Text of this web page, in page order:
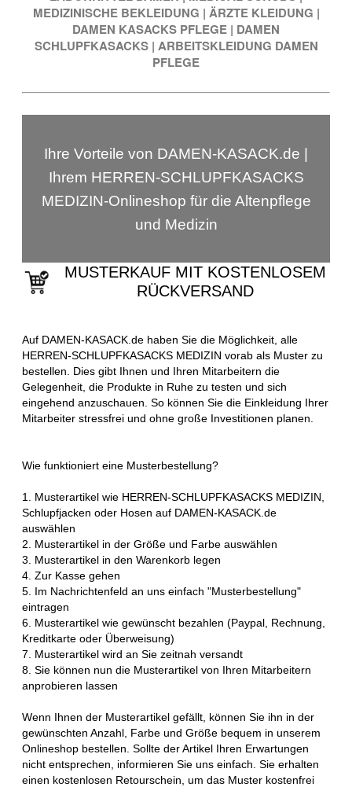
MEDIZINISCHE BEKLEIDUNG | ÄRZTE KLEIDUNG |
DAMEN KASACKS PFLEGE | DAMEN
SCHLUPFKASACKS | ARBEITSKLEIDUNG DAMEN
PFLEGE
Ihre Vorteile von DAMEN-KASACK.de |
Ihrem HERREN-SCHLUPFKASACKS
MEDIZIN-Onlineshop für die Altenpflege
und Medizin
MUSTERKAUF MIT KOSTENLOSEM
RÜCKVERSAND
Auf DAMEN-KASACK.de haben Sie die Möglichkeit, alle
HERREN-SCHLUPFKASACKS MEDIZIN vorab als Muster zu
bestellen. Dies gibt Ihnen und Ihren Mitarbeitern die
Gelegenheit, die Produkte in Ruhe zu testen und sich
eingehend anzuschauen. So können Sie die Einkleidung Ihrer
Mitarbeiter stressfrei und ohne große Investitionen planen.
Wie funktioniert eine Musterbestellung?
1. Musterartikel wie HERREN-SCHLUPFKASACKS MEDIZIN,
Schlupfjacken oder Hosen auf DAMEN-KASACK.de
auswählen
2. Musterartikel in der Größe und Farbe auswählen
3. Musterartikel in den Warenkorb legen
4. Zur Kasse gehen
5. Im Nachrichtenfeld an uns einfach "Musterbestellung"
eintragen
6. Musterartikel wie gewünscht bezahlen (Paypal, Rechnung,
Kreditkarte oder Überweisung)
7. Musterartikel wird an Sie zeitnah versandt
8. Sie können nun die Musterartikel von Ihren Mitarbeitern
anprobieren lassen
Wenn Ihnen der Musterartikel gefällt, können Sie ihn in der
gewünschten Anzahl, Farbe und Größe bequem in unserem
Onlineshop bestellen. Sollte der Artikel Ihren Erwartungen
nicht entsprechen, informieren Sie uns einfach. Sie erhalten
einen kostenlosen Retourschein, um das Muster kostenfrei